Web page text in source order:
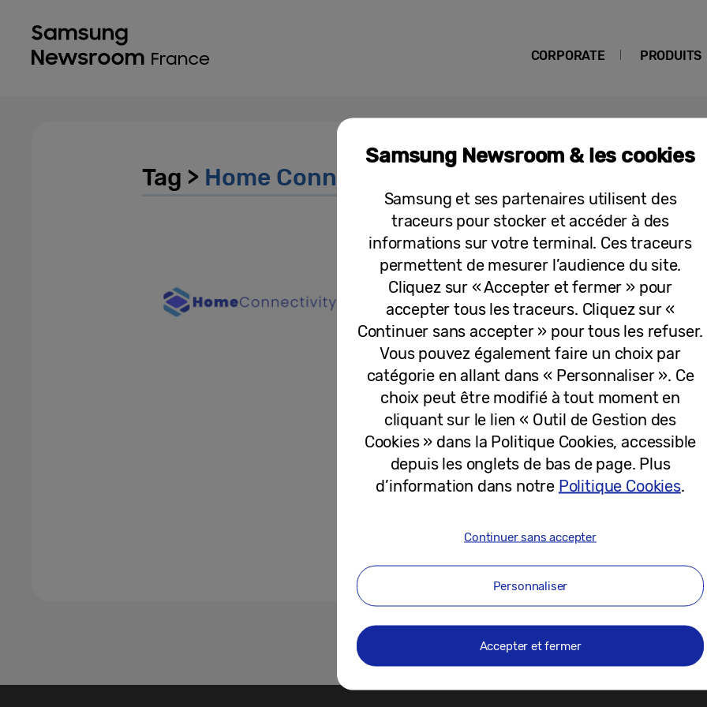
CORPORATE PRODUITS
Tag > Home Connectivity Alliance
Communiqués
Samsung Electronics rejoint la
façonner le futur de la maison
05-01-2022
1
Samsung Newsroom & les cookies
Samsung et ses partenaires utilisent des
traceurs pour stocker et accéder à des
informations sur votre terminal. Ces traceurs
permettent de mesurer l’audience du site.
Cliquez sur « Accepter et fermer » pour
accepter tous les traceurs. Cliquez sur «
Continuer sans accepter » pour tous les refuser.
Vous pouvez également faire un choix par
catégorie en allant dans « Personnaliser ». Ce
choix peut être modifié à tout moment en
cliquant sur le lien « Outil de Gestion des
Cookies » dans la Politique Cookies, accessible
depuis les onglets de bas de page. Plus
d’information dans notre Politique Cookies.
Continuer sans accepter
Personnaliser
Accepter et fermer